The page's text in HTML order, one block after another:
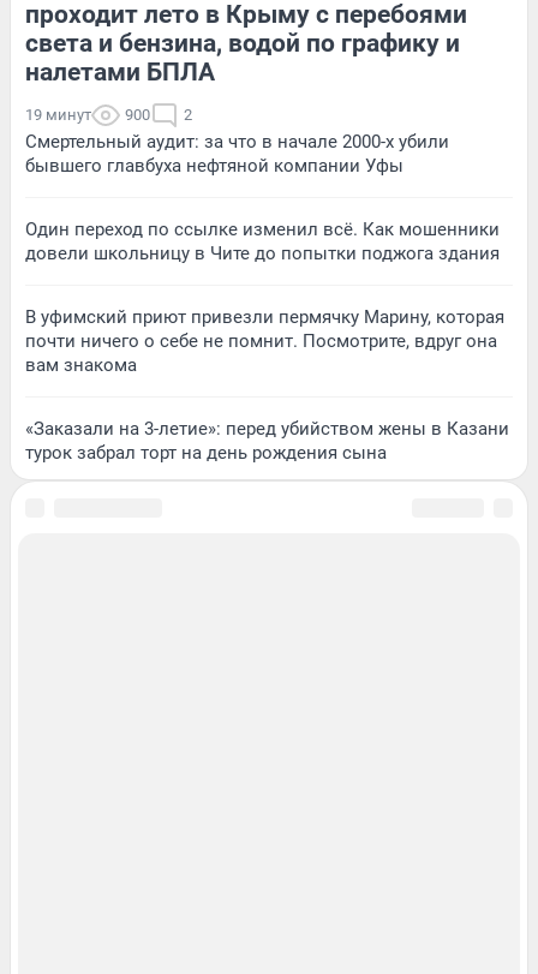
проходит лето в Крыму с перебоями
света и бензина, водой по графику и
налетами БПЛА
19 минут 900 2
Смертельный аудит: за что в начале 2000-х убили
бывшего главбуха нефтяной компании Уфы
Один переход по ссылке изменил всё. Как мошенники
довели школьницу в Чите до попытки поджога здания
В уфимский приют привезли пермячку Марину, которая
почти ничего о себе не помнит. Посмотрите, вдруг она
вам знакома
«Заказали на 3-летие»: перед убийством жены в Казани
турок забрал торт на день рождения сына